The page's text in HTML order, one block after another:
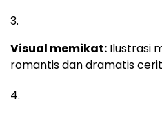
Visual memikat: Ilustrasi
romantis dan dramatis